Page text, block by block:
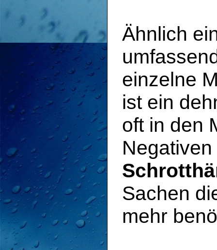
Ähnlich
einzelne
ist ein
oft in den
Sachen
mehr